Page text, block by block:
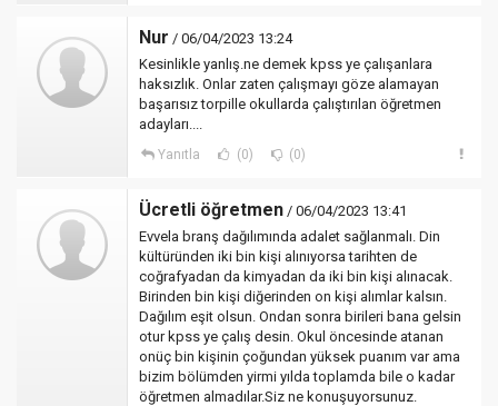
Nur / 06/04/2023 13:24
Kesinlikle yanlış.ne demek kpss ye çalışanlara
haksızlık. Onlar zaten çalışmayı göze alamayan
başarısız torpille okullarda çalıştırılan öğretmen
adayları....
Yanıtla (0) (0)
Ücretli öğretmen / 06/04/2023 13:41
Evvela branş dağılımında adalet sağlanmalı. Din
kültüründen iki bin kişi alınıyorsa tarihten de
coğrafyadan da kimyadan da iki bin kişi alınacak.
Birinden bin kişi diğerinden on kişi alımlar kalsın.
Dağılım eşit olsun. Ondan sonra birileri bana gelsin
otur kpss ye çalış desin. Okul öncesinde atanan
onüç bin kişinin çoğundan yüksek puanım var ama
bizim bölümden yirmi yılda toplamda bile o kadar
öğretmen almadılar.Siz ne konuşuyorsunuz.